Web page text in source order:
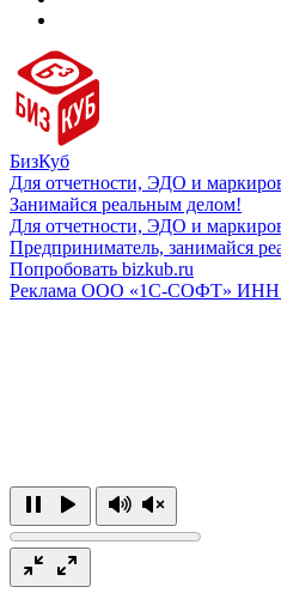
БизКуб
Для отчетности, ЭДО и
Занимайся реальным делом!
Для отчетности, ЭДО и
Предприниматель, занимайся
Попробовать bizkub.ru
Реклама ООО «1С-СОФТ» ИНН